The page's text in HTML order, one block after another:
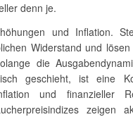
denn je.
und Inflation.
Widerstand und
die
geschieht, ist eine
und finanzieller
zeigen